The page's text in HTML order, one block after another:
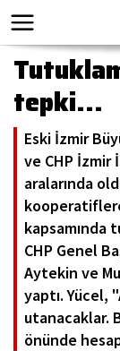
tepki...
Eski İzmir
ve CHP İzmir
aralarında
kapsamında
CHP Genel
Aytekin ve
yaptı. Yücel,
utanacaklar.
önünde